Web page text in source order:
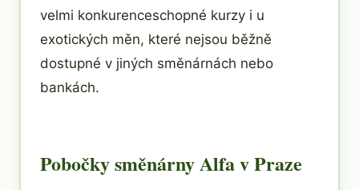
velmi konkurenceschopné kurzy i u
exotických měn, které nejsou běžně
dostupné v jiných směnárnách nebo
bankách.
Pobočky směnárny Alfa v Praze